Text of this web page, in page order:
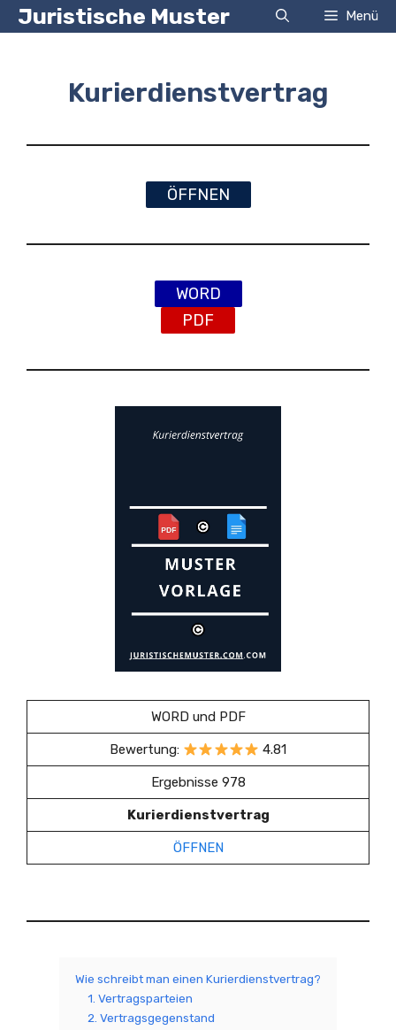
Zum
InhaltJuristische Muster Menü
Kurierdienstvertrag
ÖFFNEN
WORD
PDF
WORD und PDF
Bewertung: 4.81
Ergebnisse 978
Kurierdienstvertrag
ÖFFNEN
Wie schreibt man einen Kurierdienstvertrag?
1. Vertragsparteien
2. Vertragsgegenstand